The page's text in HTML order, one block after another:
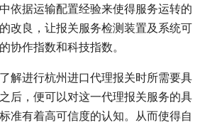
依据运输配置经验来使得服务运转的
改良，让报关服务检测装置及系统可
协作指数和科技指数。
解进行杭州进口代理报关时所需要具
后，便可以对这一代理报关服务的具
准有着高可信度的认知。从而使得自